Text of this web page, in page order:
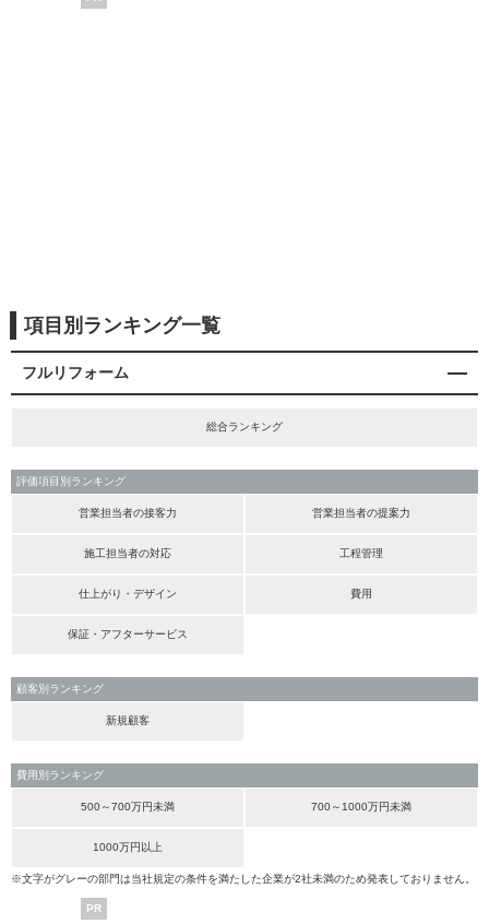
項目別ランキング一覧
フルリフォーム
総合ランキング
評価項目別ランキング
営業担当者の接客力 営業担当者の提案力
施工担当者の対応 工程管理
仕上がり・デザイン 費用
保証・アフターサービス
顧客別ランキング
新規顧客
費用別ランキング
500～700万円未満 700～1000万円未満
1000万円以上
※文字がグレーの部門は当社規定の条件を満たした企業が2社未満のため発表しておりません。
PR